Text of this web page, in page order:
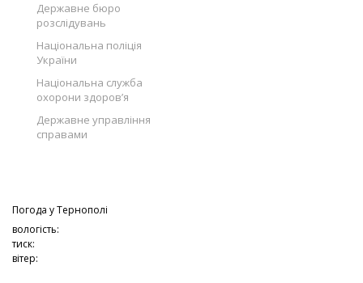
Державне бюро
розслідувань
Національна поліція
України
Національна служба
охорони здоров’я
Державне управління
справами
Погода уТернополі
вологість:
тиск:
вітер: